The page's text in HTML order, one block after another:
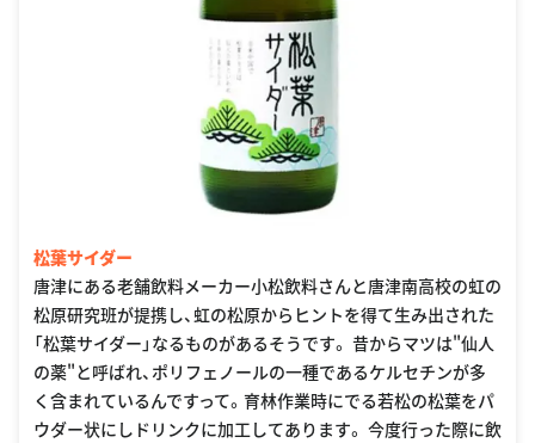
松葉サイダー
唐津にある老舗飲料メーカー小松飲料さんと唐津南高校の虹の
松原研究班が提携し、虹の松原からヒントを得て生み出された
「松葉サイダー」なるものがあるそうです。 昔からマツは"仙人
の薬"と呼ばれ、ポリフェノールの一種であるケルセチンが多
く含まれているんですって。育林作業時にでる若松の松葉をパ
ウダー状にしドリンクに加工してあります。 今度行った際に飲